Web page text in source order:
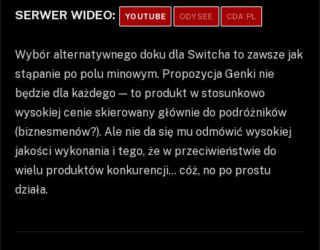
SERWER WIDEO: YOUTUBE ODYSEE CDA.PL
Wybór alternatywnego doku dla Switcha to zawsze jak
stąpanie po polu minowym. Propozycja Genki nie
będzie dla każdego — to produkt w stosunkowo
wysokiej cenie skierowany głównie do podróżników
(biznesmenów?). Ale nie da się mu odmówić wysokiej
jakości wykonania i tego, że w przeciwieństwie do
wielu produktów konkurencji… cóż, no po prostu
działa.